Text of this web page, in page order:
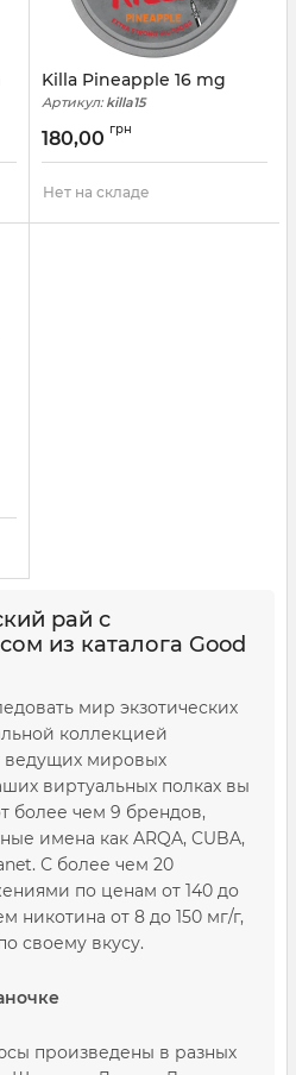
Killa Pineapple 16 mg
Артикул:killa15
180,00 грн
Нет на складе
рай с
из каталога Good
мир экзотических
коллекцией
ведущих мировых
виртуальных полках вы
более чем 9 брендов,
имена как ARQA, CUBA,
С более чем 20
по ценам от 140 до
никотина от 8 до 150 мг/г,
своему вкусу.
произведены в разных